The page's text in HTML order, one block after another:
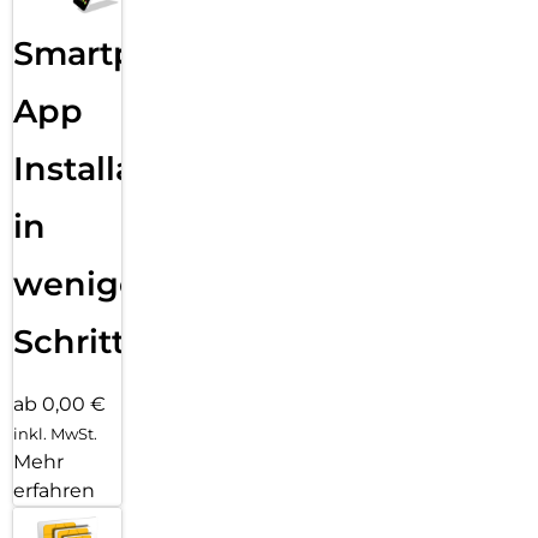
Smartphone
App
Installation
in
wenigen
Schritten
ab 0,00 €
inkl. MwSt.
Mehr
erfahren